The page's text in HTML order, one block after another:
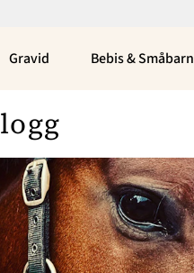
Gravid Bebis & Småbarn
Bloggar
Campioni
Asabea Britton
Julia Wiberg